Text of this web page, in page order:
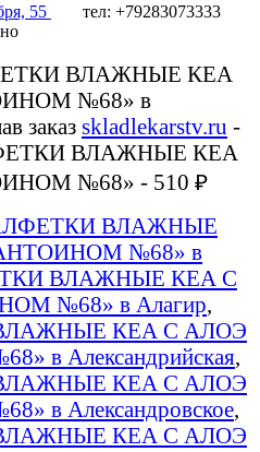
55
тел: +79283073333
ВЛАЖНЫЕ КЕА
№68» в
заказ skladlekarstv.ru -
ВЛАЖНЫЕ КЕА
№68» - 510 ₽
ВЛАЖНЫЕ
№68» в
ВЛАЖНЫЕ КЕА С
№68» в Алагир,
КЕА С АЛОЭ
в Александрийская,
КЕА С АЛОЭ
в Александровское,
КЕА С АЛОЭ